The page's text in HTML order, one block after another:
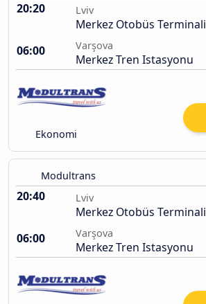
20:20 Lviv
Merkez Otobüs Terminali
06:00
Varşova
Merkez Tren Istasyonu
Ekonomi
Modultrans
20:40 Lviv
Merkez Otobüs Terminali
06:00
Varşova
Merkez Tren Istasyonu